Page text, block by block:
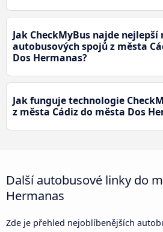
Jak CheckMyBus najde
autobusových spojů z města
Dos Hermanas?
Jak funguje technologie
z města Cádiz do města Dos
Další autobusové linky do
Hermanas
Zde je přehled nejoblíbenějších